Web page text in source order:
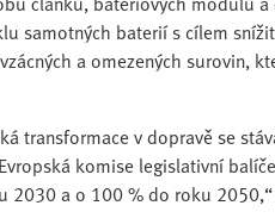
samotných baterií s cílem
a omezených surovin,
transformace v dopravě se
komise legislativní
2030 a o 100 % do roku